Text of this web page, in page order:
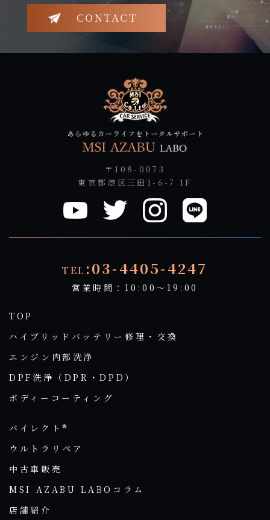
CONTACT
〒108-0073
東京都港区三田1-6-7 1F
TEL :03-4405-4247
営業時間：10:00～19:00
TOP
ハイブリッドバッテリー修理・交換
エンジン内部洗浄
DPF洗浄（DPR・DPD）
ボディーコーティング
バイレクト®
ウルトラリペア
中古車販売
MSI AZABU LABOコラム
店舗紹介